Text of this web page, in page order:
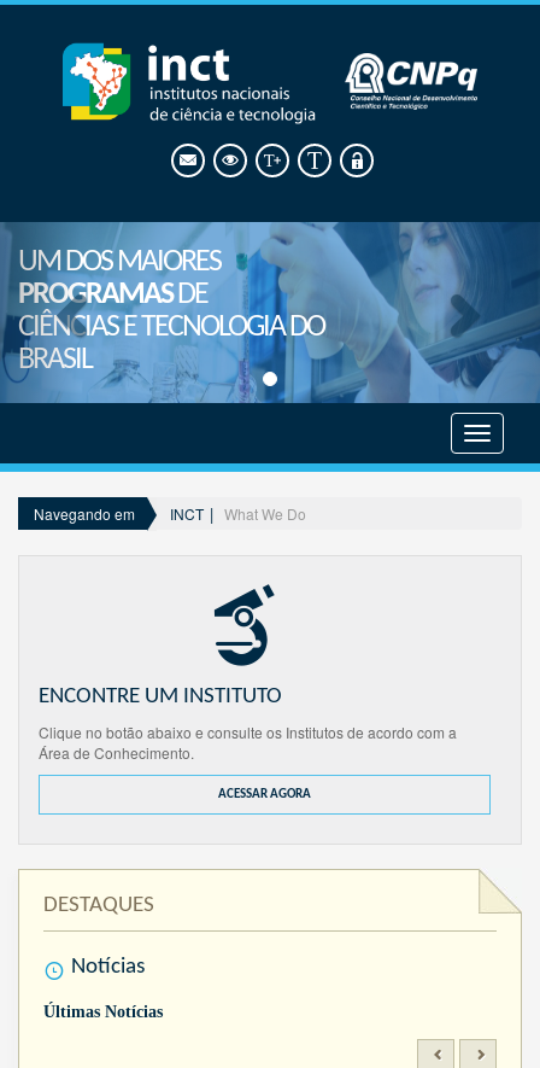
UM DOS MAIORES
PROGRAMASDE
CIÊNCIAS E TECNOLOGIA DO
BRASIL
menu
Navegando em INCT What We Do
ENCONTRE UM INSTITUTO
Clique no botão abaixo e consulte os Institutos de acordo com a
Área de Conhecimento.
ACESSAR AGORA
DESTAQUES
Notícias
Últimas Notícias